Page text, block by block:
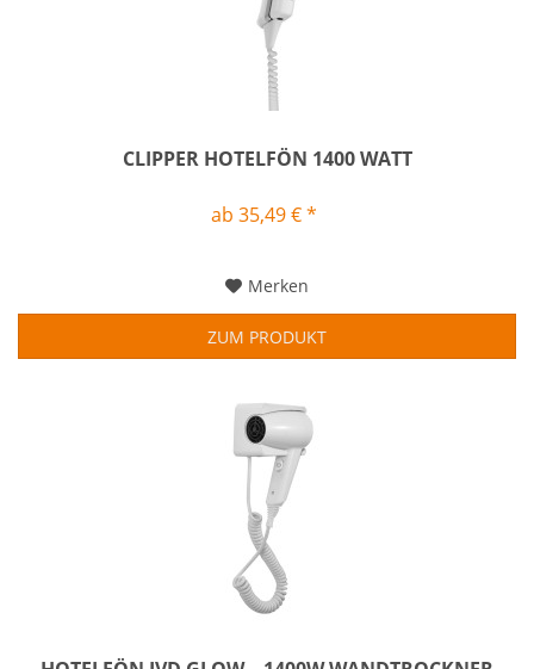
CLIPPER HOTELFÖN 1400 WATT
ab 35,49 € *
Merken
ZUM PRODUKT